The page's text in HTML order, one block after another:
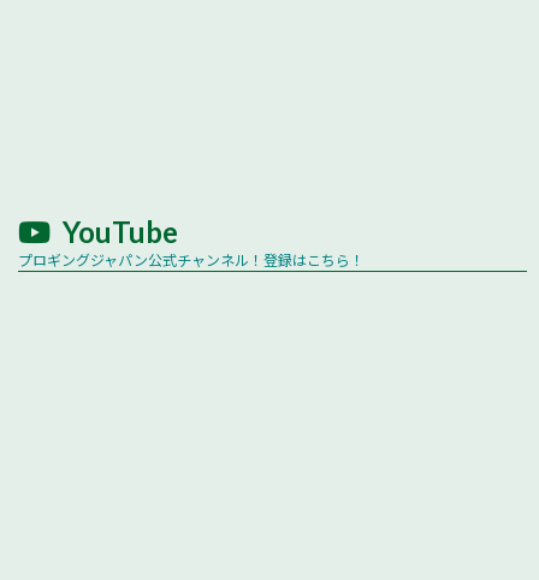
YouTube
プロギングジャパン公式チャンネル！登録はこちら！